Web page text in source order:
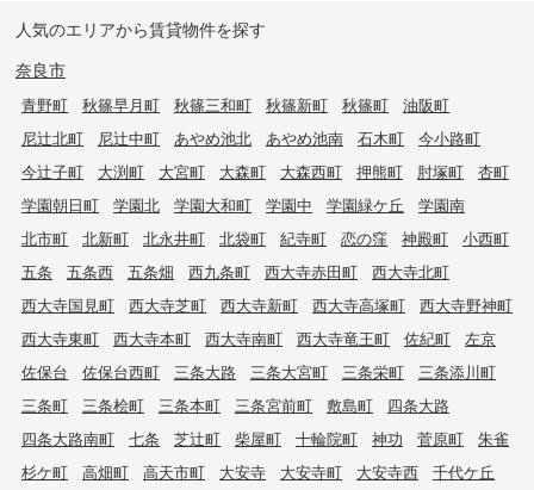
人気のエリアから賃貸物件を探す
奈良市
青野町 秋篠早月町 秋篠三和町 秋篠新町 秋篠町
油阪町
尼辻北町
尼辻中町 あやめ池北 あやめ池南 石木町
今小路町
今辻子町
大渕町 大宮町 大森町 大森西町 押熊町 肘塚町
杏町
学園朝日町
学園北 学園大和町 学園中 学園緑ケ丘
学園南
北市町
北新町 北永井町 北袋町 紀寺町 恋の窪 神殿町
小西町
五条
五条西 五条畑 西九条町 西大寺赤田町
西大寺北町
西大寺国見町
西大寺芝町 西大寺新町 西大寺高塚町
西大寺野神町
西大寺東町
西大寺本町 西大寺南町 西大寺竜王町 佐紀町
左京
佐保台
佐保台西町 三条大路 三条大宮町 三条栄町
三条添川町
三条町
三条桧町 三条本町 三条宮前町 敷島町
四条大路
四条大路南町
七条 芝辻町 柴屋町 十輪院町 神功 菅原町
朱雀
杉ケ町
高畑町 高天市町 大安寺 大安寺町 大安寺西
千代ケ丘